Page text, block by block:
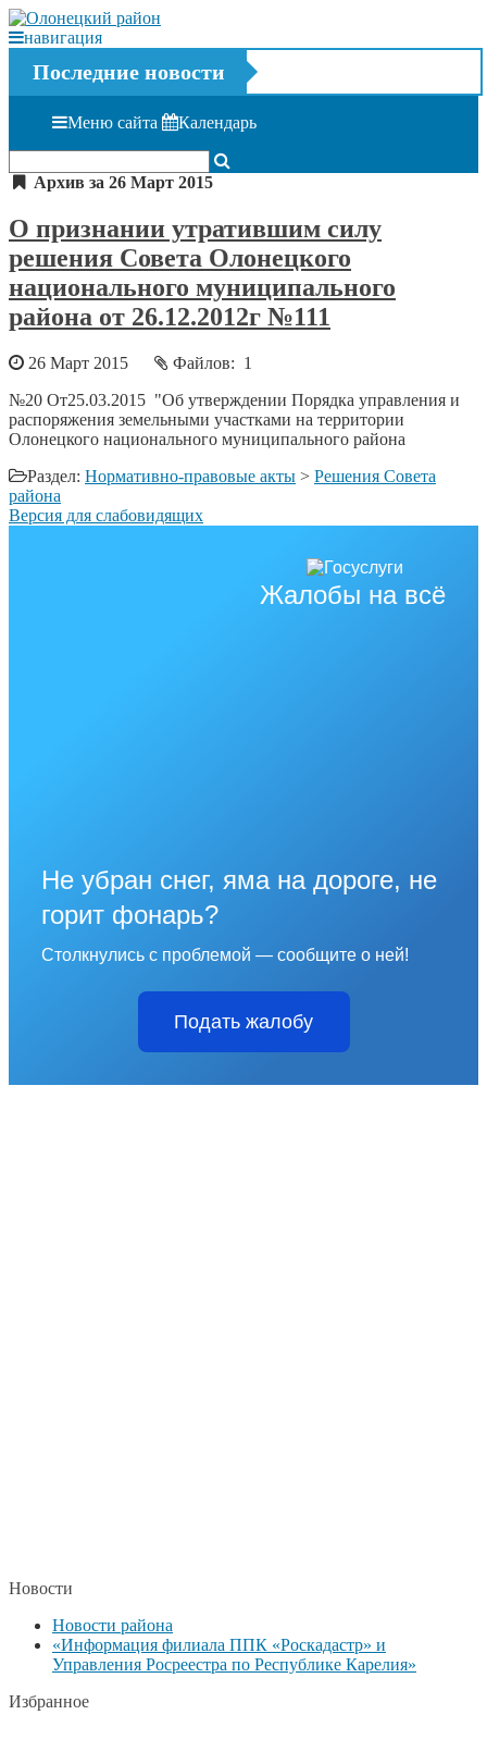
навигация
Последние новости
Меню сайта Календарь
Архив за 26 Март 2015
О признании утратившим силу
решения Совета Олонецкого
национального муниципального
района от 26.12.2012г №111
26 Март 2015
Файлов: 1
№20 От25.03.2015 "Об утверждении Порядка управления и
распоряжения земельными участками на территории
Олонецкого национального муниципального района
Раздел: Нормативно-правовые акты > Решения Совета
района
Версия для слабовидящих
Жалобы на всё
Не убран снег, яма на дороге, не
горит фонарь?
Столкнулись с проблемой — сообщите о ней!
Подать жалобу
Новости
Новости района
«Информация филиала ППК «Роскадастр» и
Управления Росреестра по Республике Карелия»
Избранное